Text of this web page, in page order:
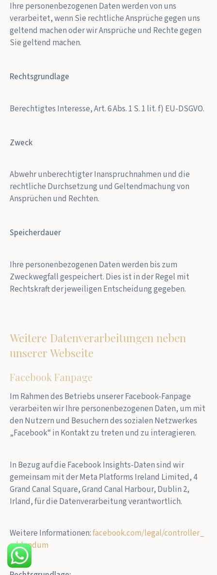
Ihre personenbezogenen Daten werden von uns
verarbeitet, wenn Sie rechtliche Ansprüche gegen uns
geltend machen oder wir Ansprüche und Rechte gegen
Sie geltend machen.
Rechtsgrundlage
Berechtigtes Interesse, Art. 6 Abs. 1 S. 1 lit. f) EU-DSGVO.
Zweck
Abwehr unberechtigter Inanspruchnahmen und die
rechtliche Durchsetzung und Geltendmachung von
Ansprüchen und Rechten.
Speicherdauer
Ihre personenbezogenen Daten werden bis zum
Zweckwegfall gespeichert. Dies ist in der Regel mit
Rechtskraft der jeweiligen Entscheidung gegeben.
Weitere Datenverarbeitungen neben
unserer Webseite
Facebook Fanpage
Im Rahmen des Betriebs unserer Facebook-Fanpage
verarbeiten wir Ihre personenbezogenen Daten, um mit
den Nutzern und Besuchern des sozialen Netzwerkes
„Facebook“ in Kontakt zu treten und zu interagieren.
In Bezug auf die Facebook Insights-Daten sind wir
gemeinsam mit der Meta Platforms Ireland Limited, 4
Grand Canal Square, Grand Canal Harbour, Dublin 2,
Irland, für die Datenverarbeitung verantwortlich.
Weitere Informationen:facebook.com/legal/controller_
addendum